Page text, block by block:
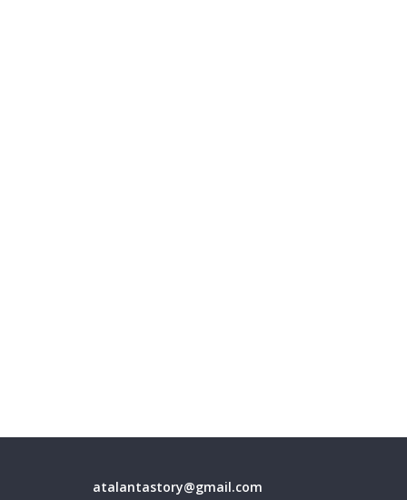
atalantastory@gmail.com